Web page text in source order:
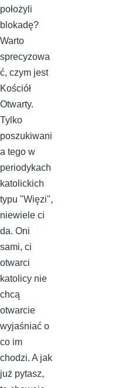
położyli
blokadę?
Warto
sprecyzowa
ć, czym jest
Kościół
Otwarty.
Tylko
poszukiwani
a tego w
periodykach
katolickich
typu "Więzi",
niewiele ci
da. Oni
sami, ci
otwarci
katolicy nie
chcą
otwarcie
wyjaśniać o
co im
chodzi. A jak
już pytasz,